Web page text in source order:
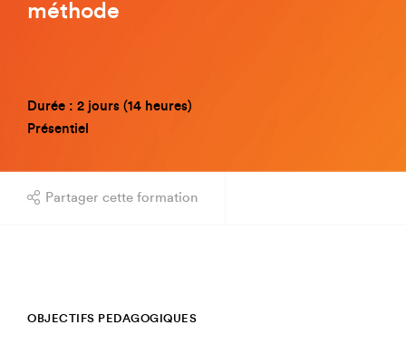
méthode
Durée : 2 jours (14 heures)
Présentiel
Partager cette formation
OBJECTIFS PEDAGOGIQUES